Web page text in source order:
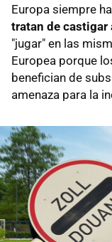
Europa siempre
tratan de castigar
"jugar" en las
Europea porque
benefician de
amenaza para la